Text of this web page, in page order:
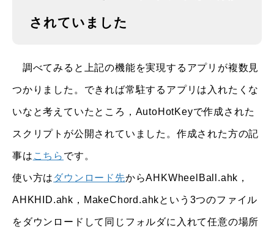
されていました
調べてみると上記の機能を実現するアプリが複数見
つかりました。できれば常駐するアプリは入れたくな
いなと考えていたところ，AutoHotKeyで作成された
スクリプトが公開されていました。作成された方の記
事は こちら です。
使い方は ダウンロード先からAHKWheelBall.ahk，
AHKHID.ahk，MakeChord.ahkという3つのファイル
をダウンロードして同じフォルダに入れて任意の場所